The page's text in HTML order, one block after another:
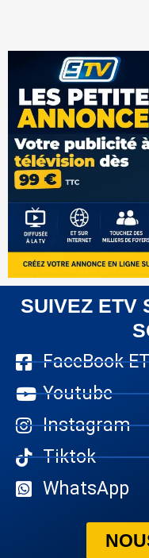
SUIVEZ ETV
FaceBook
Youtube
Instagram
Tiktok
WhatsApp